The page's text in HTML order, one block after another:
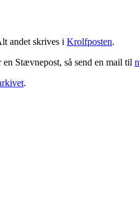
andet skrives i Krolfposten.
Stævnepost, så send en mail til
.